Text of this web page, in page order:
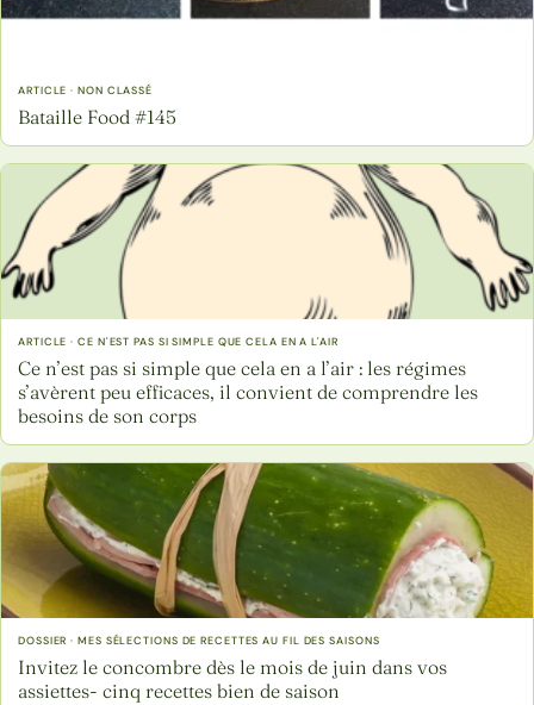
ARTICLE · NON CLASSÉ
Bataille Food #145
ARTICLE · CE N'EST PAS SI SIMPLE QUE CELA EN A L'AIR
Ce n’est pas si simple que cela en a l’air : les régimes
s’avèrent peu efficaces, il convient de comprendre les
besoins de son corps
DOSSIER · MES SÉLECTIONS DE RECETTES AU FIL DES SAISONS
Invitez le concombre dès le mois de juin dans vos
assiettes- cinq recettes bien de saison